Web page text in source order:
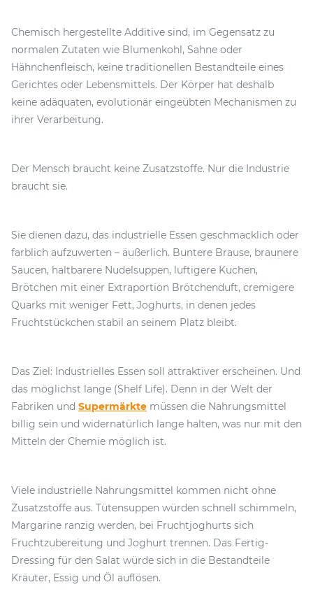
Chemisch hergestellte Additive sind, im Gegensatz zu
normalen Zutaten wie Blumenkohl, Sahne oder
Hähnchenfleisch, keine traditionellen Bestandteile eines
Gerichtes oder Lebensmittels. Der Körper hat deshalb
keine adäquaten, evolutionär eingeübten Mechanismen zu
ihrer Verarbeitung.
Der Mensch braucht keine Zusatzstoffe. Nur die Industrie
braucht sie.
Sie dienen dazu, das industrielle Essen geschmacklich oder
farblich aufzuwerten – äußerlich. Buntere Brause, braunere
Saucen, haltbarere Nudelsuppen, luftigere Kuchen,
Brötchen mit einer Extraportion Brötchenduft, cremigere
Quarks mit weniger Fett, Joghurts, in denen jedes
Fruchtstückchen stabil an seinem Platz bleibt.
Das Ziel: Industrielles Essen soll attraktiver erscheinen. Und
das möglichst lange (Shelf Life). Denn in der Welt der
Fabriken und Supermärkte müssen die Nahrungsmittel
billig sein und widernatürlich lange halten, was nur mit den
Mitteln der Chemie möglich ist.
Viele industrielle Nahrungsmittel kommen nicht ohne
Zusatzstoffe aus. Tütensuppen würden schnell schimmeln,
Margarine ranzig werden, bei Fruchtjoghurts sich
Fruchtzubereitung und Joghurt trennen. Das Fertig-
Dressing für den Salat würde sich in die Bestandteile
Kräuter, Essig und Öl auflösen.